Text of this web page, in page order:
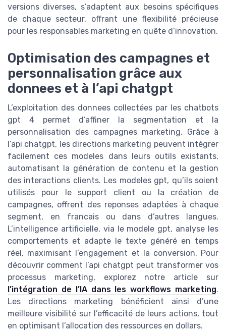
versions diverses, s’adaptent aux besoins spécifiques
de chaque secteur, offrant une flexibilité précieuse
pour les responsables marketing en quête d’innovation.
Optimisation des campagnes et
personnalisation grâce aux
donnees et à l’api chatgpt
L’exploitation des donnees collectées par les chatbots
gpt 4 permet d’affiner la segmentation et la
personnalisation des campagnes marketing. Grâce à
l’api chatgpt, les directions marketing peuvent intégrer
facilement ces modeles dans leurs outils existants,
automatisant la génération de contenu et la gestion
des interactions clients. Les modeles gpt, qu’ils soient
utilisés pour le support client ou la création de
campagnes, offrent des reponses adaptées à chaque
segment, en francais ou dans d’autres langues.
L’intelligence artificielle, via le modele gpt, analyse les
comportements et adapte le texte généré en temps
réel, maximisant l’engagement et la conversion. Pour
découvrir comment l’api chatgpt peut transformer vos
processus marketing, explorez notre article sur
l’intégration de l’IA dans les workflows marketing.
Les directions marketing bénéficient ainsi d’une
meilleure visibilité sur l’efficacité de leurs actions, tout
en optimisant l’allocation des ressources en dollars.